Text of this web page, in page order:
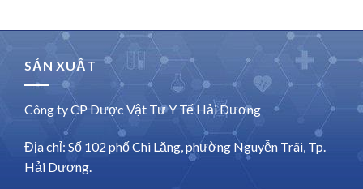
SẢN XUẤT
Công ty CP Dược Vật Tư Y Tế Hải Dương
Địa chỉ: Số 102 phố Chi Lăng, phường Nguyễn Trãi, Tp.
Hải Dương.